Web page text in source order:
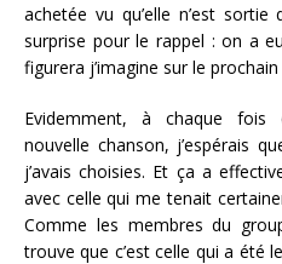
achetée vu qu’elle n’est sortie
surprise pour le rappel : on a
figurera j’imagine sur le
Evidemment, à chaque fois
nouvelle chanson, j’espérais
j’avais choisies. Et ça a
avec celle qui me tenait
Comme les membres du
trouve que c’est celle qui a été